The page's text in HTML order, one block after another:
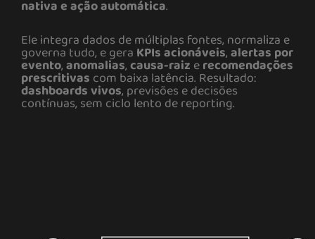
nativa e ação automática.
Ele integra dados de múltiplas fontes, normaliza e
governa tudo, e gera KPIs acionáveis,alertas por
evento,anomalias,causa-raiz erecomendações
prescritivas com baixa latência. Resultado:
dashboards vivos, previsões e decisões
contínuas, sem ciclo lento de reporting.